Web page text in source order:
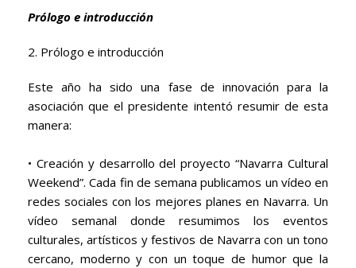
Prólogo e introducción
2. Prólogo e introducción
Este año ha sido una fase de innovación para la
asociación que el presidente intentó resumir de esta
manera:
• Creación y desarrollo del proyecto “Navarra Cultural
Weekend”. Cada fin de semana publicamos un vídeo en
redes sociales con los mejores planes en Navarra. Un
vídeo semanal donde resumimos los eventos
culturales, artísticos y festivos de Navarra con un tono
cercano, moderno y con un toque de humor que la